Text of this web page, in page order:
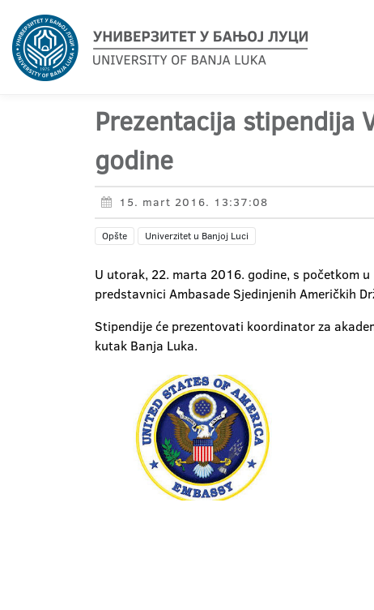
Prezentacija stipendija
godine
15. mart 2016. 13:37:08
Opšte Univerzitet u Banjoj Luci
U utorak, 22. marta 2016. godine, s početkom
predstavnici Ambasade Sjedinjenih Američkih
Stipendije će prezentovati koordinator za
kutak Banja Luka.